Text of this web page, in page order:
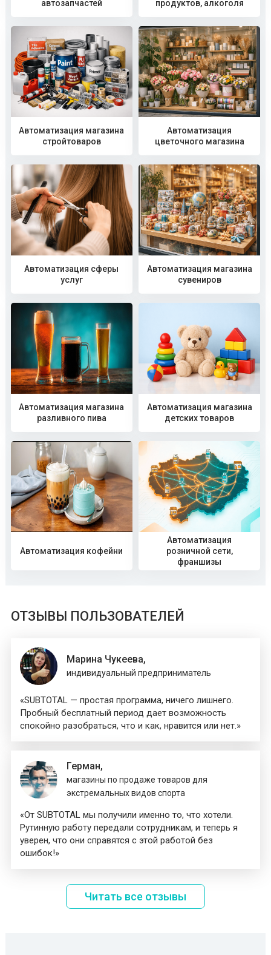
автозапчастей продуктов, алкоголя
Автоматизация магазина
стройтоваров
Автоматизация
цветочного магазина
Автоматизация сферы
услуг
Автоматизация магазина
сувениров
Автоматизация магазина
разливного пива
Автоматизация магазина
детских товаров
Автоматизация кофейни
Автоматизация
розничной сети,
франшизы
ОТЗЫВЫ ПОЛЬЗОВАТЕЛЕЙ
Марина Чукеева,
индивидуальный предприниматель
«SUBTOTAL — простая программа, ничего лишнего.
Пробный бесплатный период дает возможность
спокойно разобраться, что и как, нравится или нет.»
Герман,
магазины по продаже товаров для
экстремальных видов спорта
«От SUBTOTAL мы получили именно то, что хотели.
Рутинную работу передали сотрудникам, и теперь я
уверен, что они справятся с этой работой без
ошибок!»
Читать все отзывы